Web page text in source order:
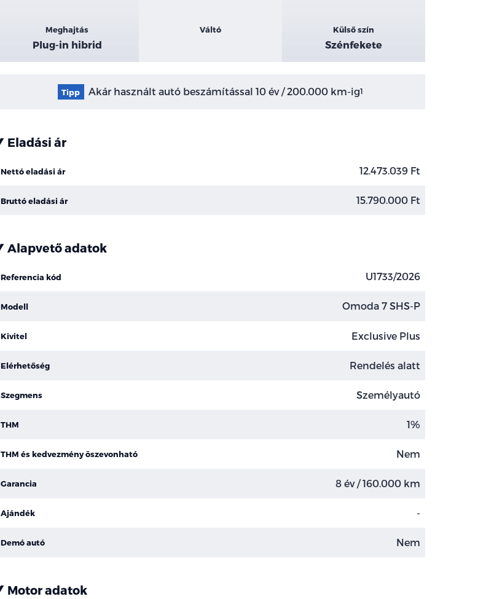
Meghajtás
Plug-in hibrid
Váltó Külső szín
Szénfekete
Tipp Akár használt autó beszámítással 10 év / 200.000 km-ig1
Eladási ár
Nettó eladási ár 12.473.039 Ft
Bruttó eladási ár 15.790.000 Ft
Alapvető adatok
Referencia kód U1733/2026
Modell Omoda 7 SHS-P
Kivitel Exclusive Plus
Elérhetőség Rendelés alatt
Szegmens Személyautó
THM 1%
THM és kedvezmény öszevonható Nem
Garancia 8 év / 160.000 km
Ajándék -
Demó autó Nem
Motor adatok